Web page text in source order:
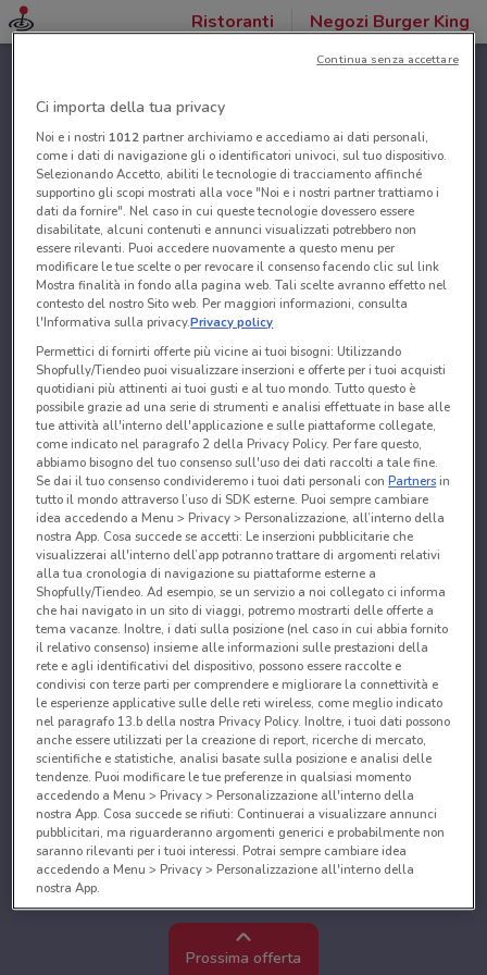
Ristoranti Negozi Burger King
Prossima offerta
Ci importa della tua privacy
Noi e i nostri 1012partner archiviamo e accediamo ai dati personali,
come i dati di navigazione gli o identificatori univoci, sul tuo dispositivo.
Selezionando Accetto, abiliti le tecnologie di tracciamento affinché
supportino gli scopi mostrati alla voce "Noi e i nostri partner trattiamo i
dati da fornire". Nel caso in cui queste tecnologie dovessero essere
disabilitate, alcuni contenuti e annunci visualizzati potrebbero non
essere rilevanti. Puoi accedere nuovamente a questo menu per
modificare le tue scelte o per revocare il consenso facendo clic sul link
Mostra finalità in fondo alla pagina web. Tali scelte avranno effetto nel
contesto del nostro Sito web. Per maggiori informazioni, consulta
l'Informativa sulla privacy.Privacy policy
Permettici di fornirti offerte più vicine ai tuoi bisogni: Utilizzando
Shopfully/Tiendeo puoi visualizzare inserzioni e offerte per i tuoi acquisti
quotidiani più attinenti ai tuoi gusti e al tuo mondo. Tutto questo è
possibile grazie ad una serie di strumenti e analisi effettuate in base alle
tue attività all'interno dell'applicazione e sulle piattaforme collegate,
come indicato nel paragrafo 2 della Privacy Policy. Per fare questo,
abbiamo bisogno del tuo consenso sull'uso dei dati raccolti a tale fine.
Se dai il tuo consenso condivideremo i tuoi dati personali conPartnersin
tutto il mondo attraverso l’uso di SDK esterne. Puoi sempre cambiare
idea accedendo a Menu > Privacy > Personalizzazione, all’interno della
nostra App. Cosa succede se accetti: Le inserzioni pubblicitarie che
visualizzerai all'interno dell’app potranno trattare di argomenti relativi
alla tua cronologia di navigazione su piattaforme esterne a
Shopfully/Tiendeo. Ad esempio, se un servizio a noi collegato ci informa
che hai navigato in un sito di viaggi, potremo mostrarti delle offerte a
tema vacanze. Inoltre, i dati sulla posizione (nel caso in cui abbia fornito
il relativo consenso) insieme alle informazioni sulle prestazioni della
rete e agli identificativi del dispositivo, possono essere raccolte e
condivisi con terze parti per comprendere e migliorare la connettività e
le esperienze applicative sulle delle reti wireless, come meglio indicato
nel paragrafo 13.b della nostra Privacy Policy. Inoltre, i tuoi dati possono
anche essere utilizzati per la creazione di report, ricerche di mercato,
scientifiche e statistiche, analisi basate sulla posizione e analisi delle
tendenze. Puoi modificare le tue preferenze in qualsiasi momento
accedendo a Menu > Privacy > Personalizzazione all'interno della
nostra App. Cosa succede se rifiuti: Continuerai a visualizzare annunci
pubblicitari, ma riguarderanno argomenti generici e probabilmente non
saranno rilevanti per i tuoi interessi. Potrai sempre cambiare idea
accedendo a Menu > Privacy > Personalizzazione all'interno della
nostra App.
Noi e i nostri partner trattiamo i dati per fornire:
Utilizzare dati di geolocalizzazione precisi. Scansione attiva delle
caratteristiche del dispositivo ai fini dell’identificazione. Archiviare
Continua senza accettare